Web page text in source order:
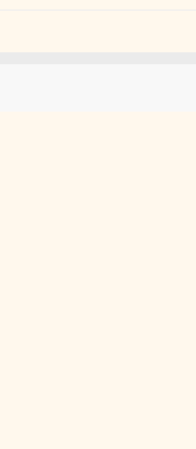
？
都知道不可以